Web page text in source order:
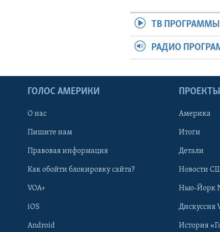
ТВ ПРОГРАММЫ
РАДИО
ГОЛОС АМЕРИКИ
О нас
Пишите нам
Правовая информация
Как обойти блокировку сайта?
VOA+
iOS
Android
ПРОЕКТЫ
Америка
Итоги
Детали
Новости
Нью-Йорк
Дискуссия
История